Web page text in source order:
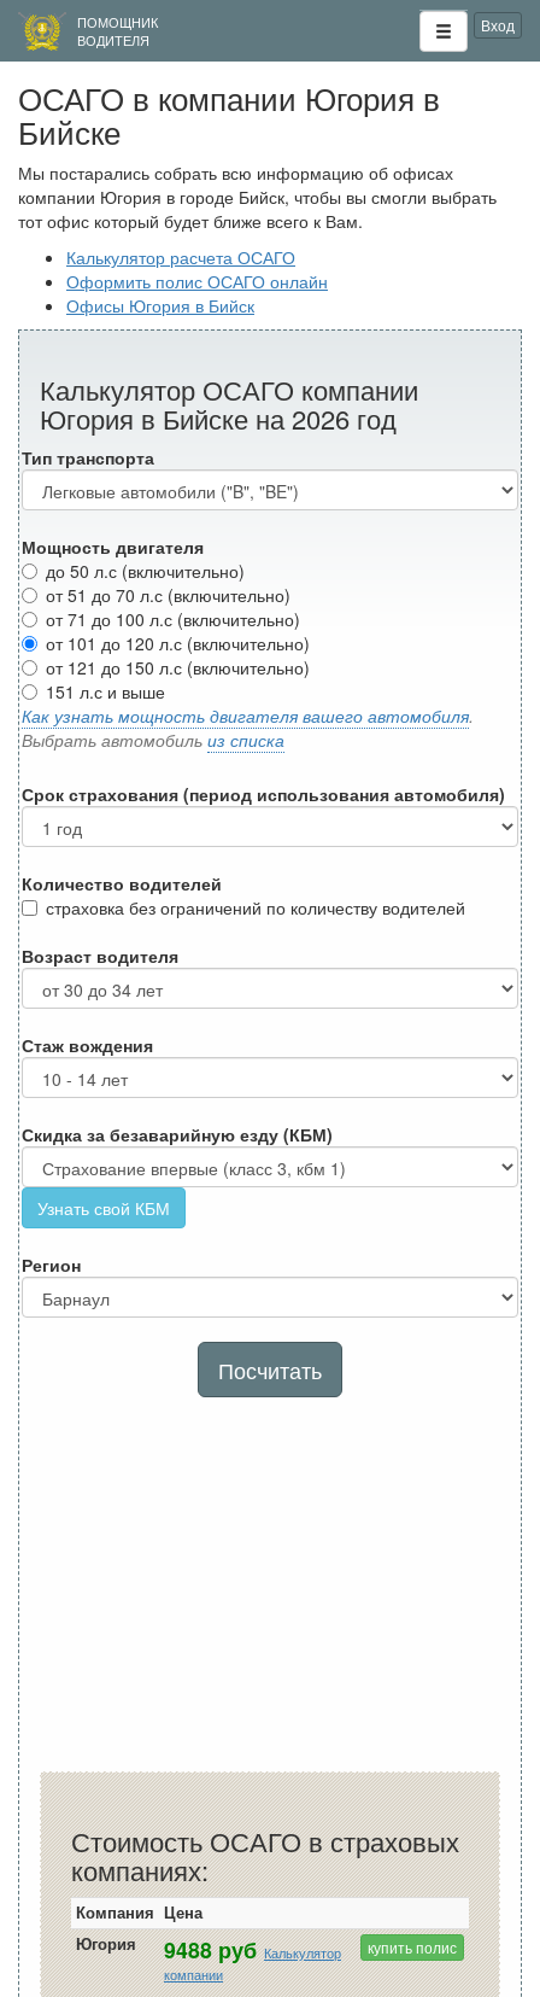
ПОМОЩНИК
ВОДИТЕЛЯ
Вход
ОСАГО в компании Югория в
Бийске
Мы постарались собрать всю информацию об офисах
компании Югория в городе Бийск, чтобы вы смогли выбрать
тот офис который будет ближе всего к Вам.
Калькулятор расчета ОСАГО
Оформить полис ОСАГО онлайн
Офисы Югория в Бийск
Калькулятор ОСАГО компании
Югория в Бийске на 2026 год
Тип транспорта
Мощность двигателя
до 50 л.с (включительно)
от 51 до 70 л.с (включительно)
от 71 до 100 л.с (включительно)
от 101 до 120 л.с (включительно)
от 121 до 150 л.с (включительно)
151 л.с и выше
Как узнать мощность двигателя вашего автомобиля.
Выбрать автомобиль из списка
Срок страхования (период использования автомобиля)
Количество водителей
страховка без ограничений по количеству водителей
Возраст водителя
Стаж вождения
Скидка за безаварийную езду (КБМ)
Узнать свой КБМ
Регион
Посчитать
Стоимость ОСАГО в страховых
компаниях:
Компания Цена
Югория
9488 руб Калькулятор
компании
купить полис